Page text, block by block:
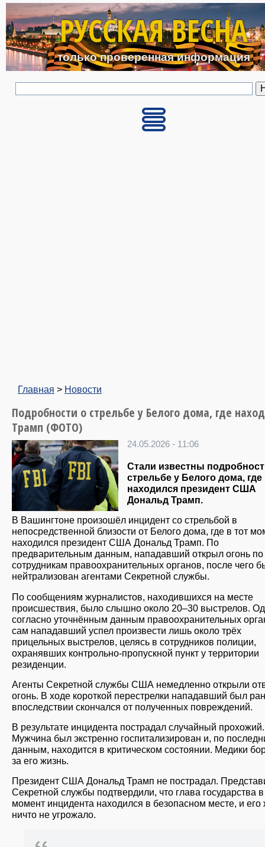
Перейти к основному
РУССКАЯ ВЕСНА
только проверенная информация
Главная > Новости
Подробности о стрельбе у Белого дома, где
Трамп (ФОТО)
24.05.2026 - 11:06
Стали известны
стрельбе у Белого дома, где
находился президент США
Дональд Трамп.
В Вашингтоне произошёл инцидент со стрельбой в
непосредственной близости от Белого дома, где в тот
находился президент США Дональд Трамп. По
предварительным данным, нападавший открыл огонь по
сотрудникам правоохранительных органов, после чего
нейтрализован агентами Секретной службы.
По сообщениям журналистов, находившихся на месте
происшествия, было слышно около 20–30 выстрелов.
согласно уточнённым данным правоохранительных
сам нападавший успел произвести лишь около трёх
прицельных выстрелов, целясь в сотрудников полиции,
охранявших контрольно-пропускной пункт у территории
резиденции.
Агенты Секретной службы США немедленно открыли
огонь. В ходе короткой перестрелки нападавший был
впоследствии скончался от полученных повреждений.
В результате инцидента пострадал случайный прохожий.
Мужчина был экстренно госпитализирован и, по
данным, находится в критическом состоянии. Медики
за его жизнь.
Президент США Дональд Трамп не пострадал.
Секретной службы подтвердили, что глава государства в
момент инцидента находился в безопасном месте, и его
ничто не угрожало.